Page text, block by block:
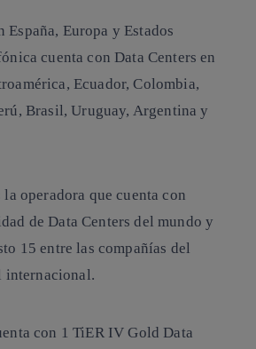
España, Europa y Estados
cuenta con Data Centers en
Ecuador, Colombia,
Brasil, Uruguay, Argentina y
operadora que cuenta con
de Data Centers del mundo y
15 entre las compañías del
internacional.
con 1 TiER IV Gold Data